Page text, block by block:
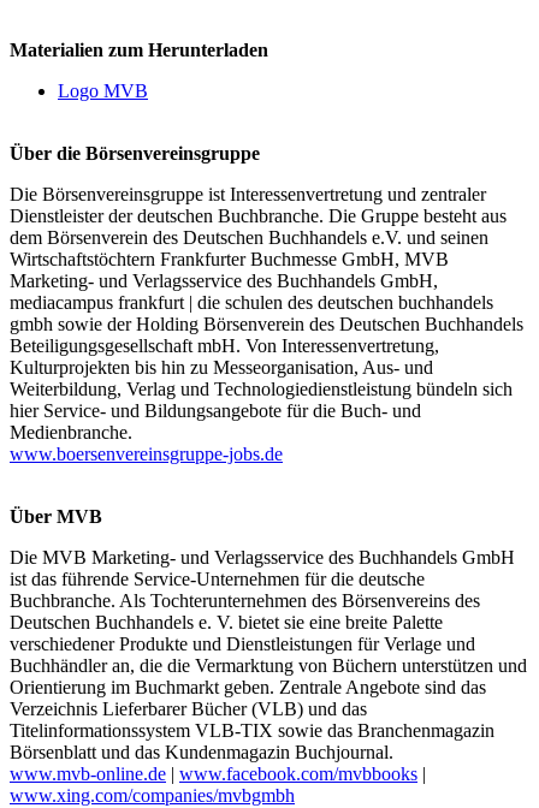
Materialien zum Herunterladen
Logo MVB
Über die Börsenvereinsgruppe
Die Börsenvereinsgruppe ist Interessenvertretung und zentraler
Dienstleister der deutschen Buchbranche. Die Gruppe besteht aus
dem Börsenverein des Deutschen Buchhandels e.V. und seinen
Wirtschaftstöchtern Frankfurter Buchmesse GmbH, MVB
Marketing- und Verlagsservice des Buchhandels GmbH,
mediacampus frankfurt | die schulen des deutschen buchhandels
gmbh sowie der Holding Börsenverein des Deutschen Buchhandels
Beteiligungsgesellschaft mbH. Von Interessenvertretung,
Kulturprojekten bis hin zu Messeorganisation, Aus- und
Weiterbildung, Verlag und Technologiedienstleistung bündeln sich
hier Service- und Bildungsangebote für die Buch- und
Medienbranche.
www.boersenvereinsgruppe-jobs.de
Über MVB
Die MVB Marketing- und Verlagsservice des Buchhandels GmbH
ist das führende Service-Unternehmen für die deutsche
Buchbranche. Als Tochterunternehmen des Börsenvereins des
Deutschen Buchhandels e. V. bietet sie eine breite Palette
verschiedener Produkte und Dienstleistungen für Verlage und
Buchhändler an, die die Vermarktung von Büchern unterstützen und
Orientierung im Buchmarkt geben. Zentrale Angebote sind das
Verzeichnis Lieferbarer Bücher (VLB) und das
Titelinformationssystem VLB-TIX sowie das Branchenmagazin
Börsenblatt und das Kundenmagazin Buchjournal.
www.mvb-online.de | www.facebook.com/mvbbooks |
www.xing.com/companies/mvbgmbh